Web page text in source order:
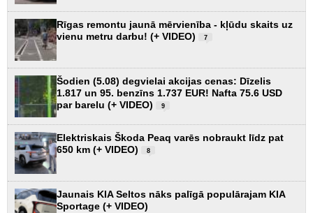
Rīgas remontu jaunā mērvienība - kļūdu skaits uz
vienu metru darbu! (+ VIDEO)
7
Šodien (5.08) degvielai akcijas cenas: Dīzelis
1.817 un 95. benzīns 1.737 EUR! Nafta 75.6 USD
par barelu (+ VIDEO)
9
Elektriskais Škoda Peaq varēs nobraukt līdz pat
650 km (+ VIDEO)
8
Jaunais KIA Seltos nāks palīgā populārajam KIA
Sportage (+ VIDEO)